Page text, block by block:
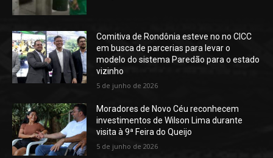
Comitiva de Rondônia esteve no no CICC
em busca de parcerias para levar o
modelo do sistema Paredão para o estado
vizinho
5 de junho de 2026
Moradores de Novo Céu reconhecem
investimentos de Wilson Lima durante
visita à 9ª Feira do Queijo
5 de junho de 2026